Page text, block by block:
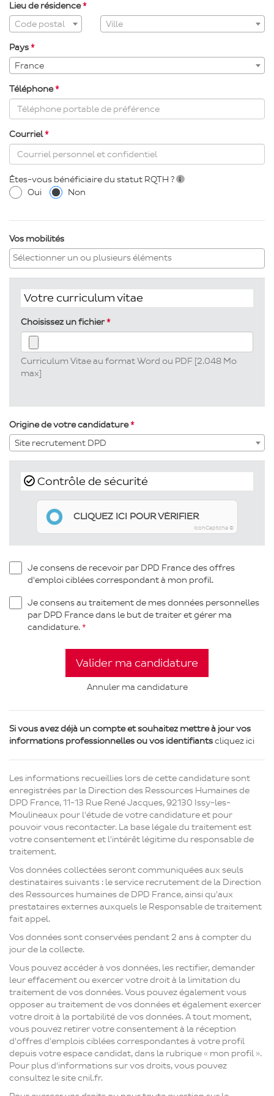
Lieu de résidence
Assistance
de
saisie
pour
la
via
code
postal
Code postal Ville
Ville
Pays
France
Téléphone
Courriel
Êtes-vous bénéficiaire du statut RQTH ?
Oui
Non
Vos mobilités
Votre curriculum vitae
Choisissez un fichier
Curriculum Vitae au format Word ou PDF [2.048 Mo
max]
Origine de votre candidature
Site recrutement DPD
Contrôle de sécurité
IconCaptcha ©
CLIQUEZ ICI POUR VÉRIFIER
Je consens de recevoir par DPD France des offres
d'emploi ciblées correspondant à mon profil.
Je consens au traitement de mes données personnelles
par DPD France dans le but de traiter et gérer ma
candidature.
Valider ma candidature
Annuler ma candidature
Si vous avez déjà un compte et souhaitez mettre à jour vos
informations professionnelles ou vos identifiantscliquez ici
Les informations recueillies lors de cette candidature sont
enregistrées par la Direction des Ressources Humaines de
DPD France, 11-13 Rue René Jacques, 92130 Issy-les-
Moulineaux pour l'étude de votre candidature et pour
pouvoir vous recontacter. La base légale du traitement est
votre consentement et l'intérêt légitime du responsable de
traitement.
Vos données collectées seront communiquées aux seuls
destinataires suivants : le service recrutement de la Direction
des Ressources humaines de DPD France, ainsi qu'aux
prestataires externes auxquels le Responsable de traitement
fait appel.
Vos données sont conservées pendant 2 ans à compter du
jour de la collecte.
Vous pouvez accéder à vos données, les rectifier, demander
leur effacement ou exercer votre droit à la limitation du
traitement de vos données. Vous pouvez également vous
opposer au traitement de vos données et également exercer
votre droit à la portabilité de vos données. A tout moment,
vous pouvez retirer votre consentement à la réception
d'offres d'emplois ciblées correspondantes à votre profil
depuis votre espace candidat, dans la rubrique « mon profil ».
Pour plus d'informations sur vos droits, vous pouvez
consultez le site cnil.fr.